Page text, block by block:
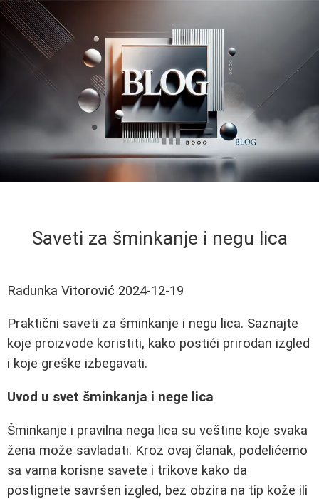
Saveti za šminkanje i negu lica
Radunka Vitorović 2024-12-19
Praktični saveti za šminkanje i negu lica. Saznajte
koje proizvode koristiti, kako postići prirodan izgled
i koje greške izbegavati.
Uvod u svet šminkanja i nege lica
Šminkanje i pravilna nega lica su veštine koje svaka
žena može savladati. Kroz ovaj članak, podelićemo
sa vama korisne savete i trikove kako da
postignete savršen izgled, bez obzira na tip kože ili